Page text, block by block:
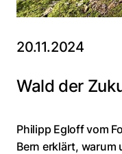
20.11.2024
Wald der
Philipp Egloff vom
Bern erklärt, warum